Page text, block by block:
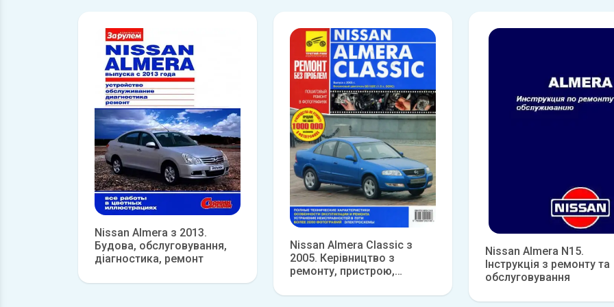
Nissan Almera з 2013.
Будова, обслуговування,
діагностика, ремонт
Nissan Almera Classic з
2005. Керівництво з
ремонту, пристрою,
обслуговування
Nissan Almera N15.
Інструкція з ремонту та
обслуговування